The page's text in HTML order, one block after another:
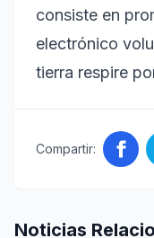
consiste en
electrónico
tierra respire
Compartir:
Noticias